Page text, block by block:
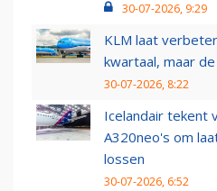
30-07-2026, 9:29
KLM laat
kwartaal, maar
30-07-2026, 8:22
Icelandair tekent
A320neo's om
lossen
30-07-2026, 6:52